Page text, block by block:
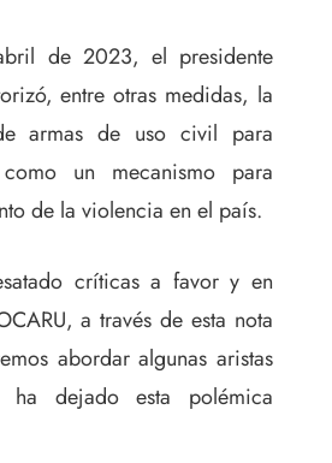
de 2023, el presidente
entre otras medidas, la
armas de uso civil para
un mecanismo para
de la violencia en el país.
críticas a favor y en
a través de esta nota
abordar algunas aristas
dejado esta polémica